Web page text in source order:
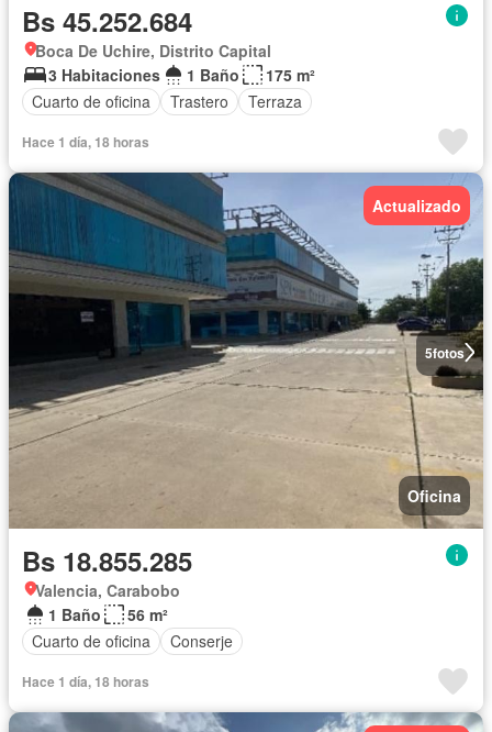
Bs 45.252.684
Boca De Uchire, Distrito Capital
3 Habitaciones
1 Baño
175 m²
Cuarto de oficina
Trastero Terraza
Hace 1 día, 18 horas
5fotos
Actualizado
Oficina
Bs 18.855.285
Valencia, Carabobo
1 Baño
56 m²
Cuarto de oficina
Conserje
Hace 1 día, 18 horas